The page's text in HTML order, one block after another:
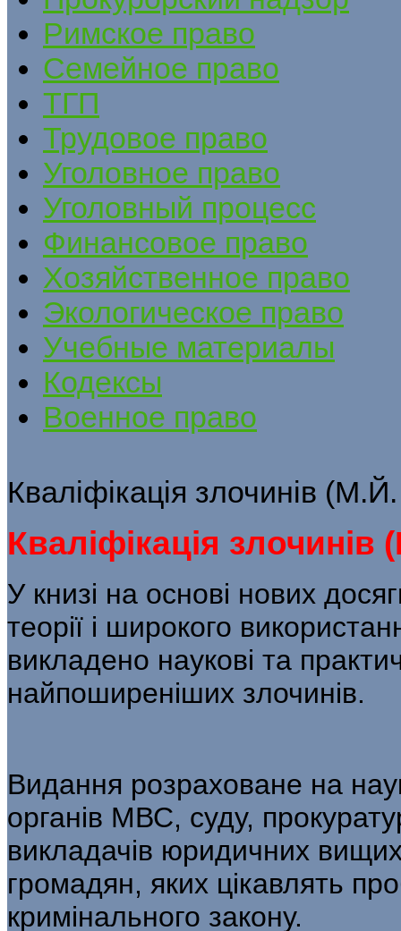
Римское право
Семейное право
ТГП
Трудовое право
Уголовное право
Уголовный процесс
Финансовое право
Хозяйственное право
Экологическое право
Учебные материалы
Кодексы
Военное право
Кваліфікація злочинів
Кваліфікація
У книзі на основі нових
теорії і широкого
викладено наукові та
найпоширеніших злочинів.
Видання розраховане на
органів МВС, суду,
викладачів юридичних
громадян, яких цікавлять
кримінального закону.